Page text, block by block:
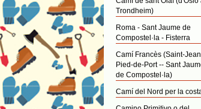
Trondheim)
Roma - Sant Jaume de
Compostel·la - Fisterra
Camí Francès (Saint-
Pied-de-Port -- Sant
de Compostel·la)
Camí del Nord per la